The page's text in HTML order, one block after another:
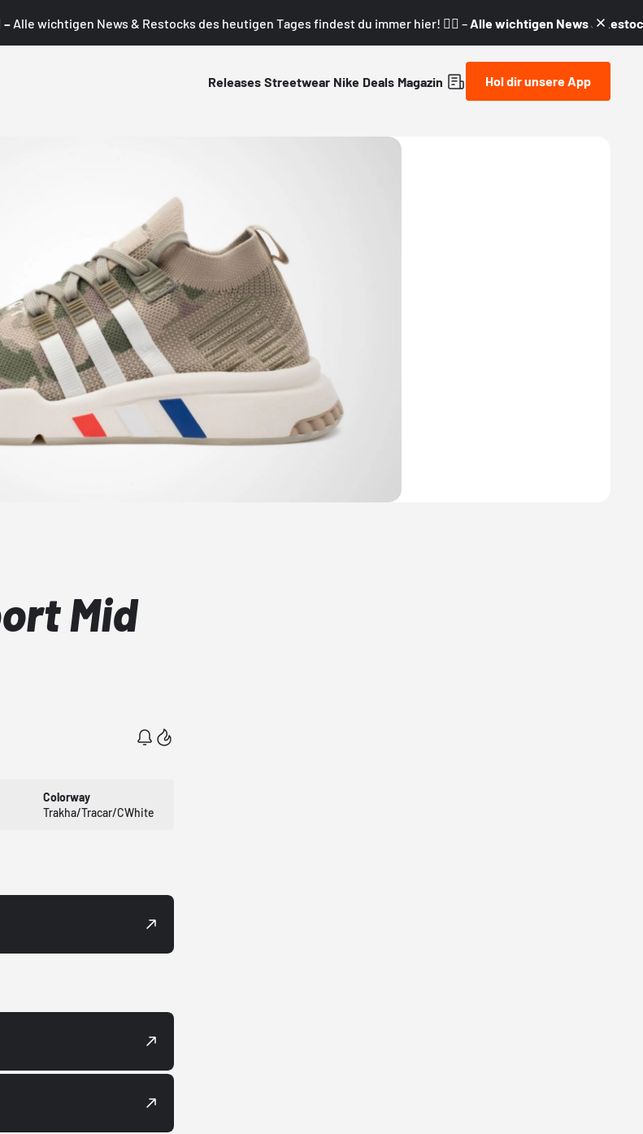
– Alle wichtigen News & Restocks des heutigen Tages findest du immer hier! 👇🏼 – Alle wichtigen News &
Releases Streetwear Nike Deals Magazin Hol dir unsere App
Mid
Colorway
Trakha/Tracar/CWhite